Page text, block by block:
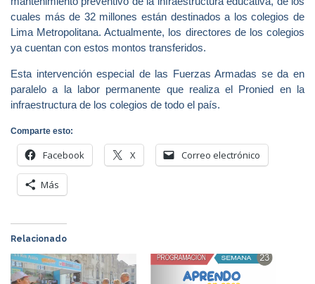
cuales más de 32 millones están destinados a los colegios de
Lima Metropolitana. Actualmente, los directores de los colegios
ya cuentan con estos montos transferidos.
Esta intervención especial de las Fuerzas Armadas se da en
paralelo a la labor permanente que realiza el Pronied en la
infraestructura de los colegios de todo el país.
Comparte esto:
Facebook X Correo electrónico
Más
Relacionado